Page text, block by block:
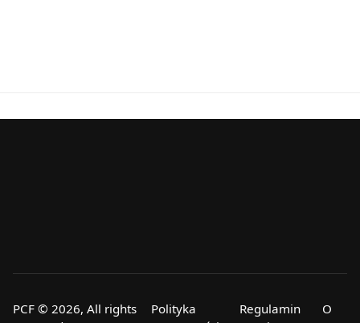
PCF © 2026, All rights
Polityka
Regulamin
O